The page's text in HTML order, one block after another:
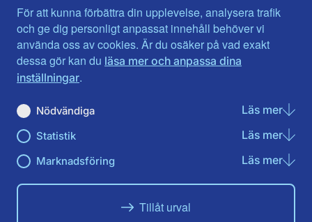
För att kunna förbättra din upplevelse, analysera trafik
och ge dig personligt anpassat innehåll behöver vi
använda oss av cookies. Är du osäker på vad exakt
dessa gör kan du läsa mer och anpassa dina
inställningar.
Nödvändiga Läs merom
Statistik Läs merom
Marknadsföring Läs merom
Tillåt urval
Jämtlands län
Jönköpings län
Kalmar län
Kronobergs län
Norrbotten
Skåne län
Västra Götaland
Västernorrland
Västmanland
Örebro län
Östergötland
Du hittar oss här på sociala medier
Facebook
Instagram